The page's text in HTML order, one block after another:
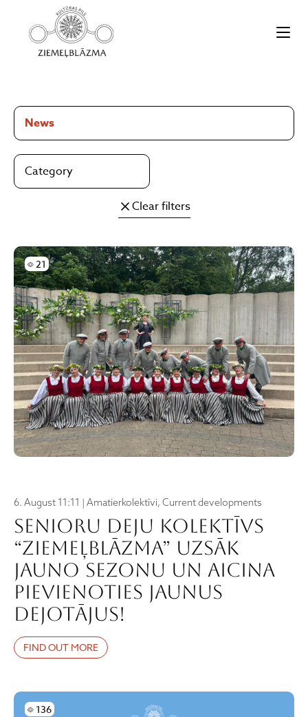
Category
Clear filters
21
Skatījumi
6. August 11:11 | Amatierkolektīvi, Current developments
Senioru deju kolektīvs
“Ziemeļblāzma” uzsāk
jauno sezonu un aicina
pievienoties jaunus
dejotājus!
FIND OUT MORE
136
Skatījumi
News